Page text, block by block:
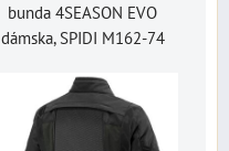
bunda 4SEASON EVO
dámska, SPIDI M162-74